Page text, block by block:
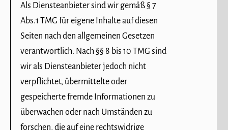
Als Diensteanbieter sind wir gemäß § 7
Abs.1 TMG für eigene Inhalte auf diesen
Seiten nach den allgemeinen Gesetzen
verantwortlich. Nach §§ 8 bis 10 TMG sind
wir als Diensteanbieter jedoch nicht
verpflichtet, übermittelte oder
gespeicherte fremde Informationen zu
überwachen oder nach Umständen zu
forschen, die auf eine rechtswidrige